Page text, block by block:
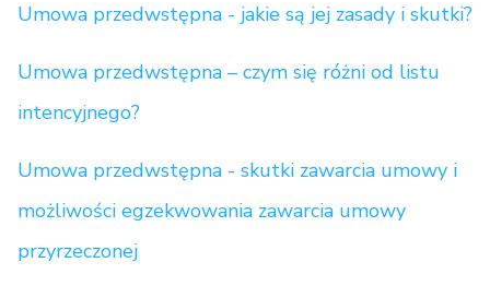
Umowa przedwstępna - jakie są jej zasady i skutki?
Umowa przedwstępna – czym się różni od listu
intencyjnego?
Umowa przedwstępna - skutki zawarcia umowy i
możliwości egzekwowania zawarcia umowy
przyrzeczonej